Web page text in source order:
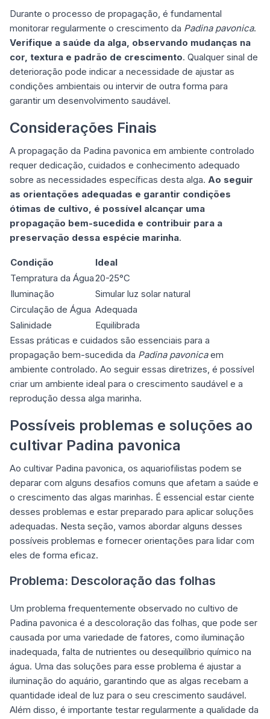
Durante o processo de propagação, é fundamental
monitorar regularmente o crescimento da Padina pavonica.
Verifique a saúde da alga, observando mudanças na
cor, textura e padrão de crescimento. Qualquer sinal de
deterioração pode indicar a necessidade de ajustar as
condições ambientais ou intervir de outra forma para
garantir um desenvolvimento saudável.
Considerações Finais
A propagação da Padina pavonica em ambiente controlado
requer dedicação, cuidados e conhecimento adequado
sobre as necessidades específicas desta alga. Ao seguir
as orientações adequadas e garantir condições
ótimas de cultivo, é possível alcançar uma
propagação bem-sucedida e contribuir para a
preservação dessa espécie marinha.
Condição
Ideal
Tempratura da Água20-25°C
Iluminação
Simular luz solar natural
Circulação de Água Adequada
Salinidade
Equilibrada
Essas práticas e cuidados são essenciais para a
propagação bem-sucedida da Padina pavonicaem
ambiente controlado. Ao seguir essas diretrizes, é possível
criar um ambiente ideal para o crescimento saudável e a
reprodução dessa alga marinha.
Possíveis problemas e soluções ao
cultivar Padina pavonica
Ao cultivar Padina pavonica, os aquariofilistas podem se
deparar com alguns desafios comuns que afetam a saúde e
o crescimento das algas marinhas. É essencial estar ciente
desses problemas e estar preparado para aplicar soluções
adequadas. Nesta seção, vamos abordar alguns desses
possíveis problemas e fornecer orientações para lidar com
eles de forma eficaz.
Problema: Descoloração das folhas
Um problema frequentemente observado no cultivo de
Padina pavonica é a descoloração das folhas, que pode ser
causada por uma variedade de fatores, como iluminação
inadequada, falta de nutrientes ou desequilíbrio químico na
água. Uma das soluções para esse problema é ajustar a
iluminação do aquário, garantindo que as algas recebam a
quantidade ideal de luz para o seu crescimento saudável.
Além disso, é importante testar regularmente a qualidade da